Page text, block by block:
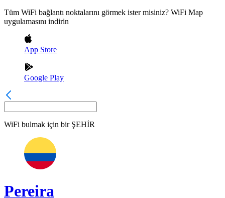
Tüm WiFi bağlantı noktalarını görmek ister misiniz? WiFi Map
uygulamasını indirin
App Store
Google Play
WiFi bulmak için bir ŞEHİR
Pereira